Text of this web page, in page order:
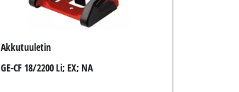
Akkutuuletin
GE-CF 18/2200 Li; EX; NA